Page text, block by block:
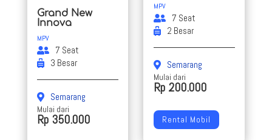
MPV
7 Seat
2 Besar
Semarang
Mulai dari
Rp 200.000
Rental Mobil
Grand New
Innova
MPV
7 Seat
3 Besar
Semarang
Mulai dari
Rp 350.000